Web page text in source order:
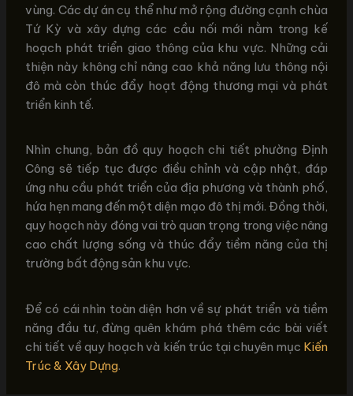
vùng. Các dự án cụ thể như mở rộng đường cạnh chùa
Tứ Kỳ và xây dựng các cầu nối mới nằm trong kế
hoạch phát triển giao thông của khu vực. Những cải
thiện này không chỉ nâng cao khả năng lưu thông nội
đô mà còn thúc đẩy hoạt động thương mại và phát
triển kinh tế.
Nhìn chung, bản đồ quy hoạch chi tiết phường Định
Công sẽ tiếp tục được điều chỉnh và cập nhật, đáp
ứng nhu cầu phát triển của địa phương và thành phố,
hứa hẹn mang đến một diện mạo đô thị mới. Đồng thời,
quy hoạch này đóng vai trò quan trọng trong việc nâng
cao chất lượng sống và thúc đẩy tiềm năng của thị
trường bất động sản khu vực.
Để có cái nhìn toàn diện hơn về sự phát triển và tiềm
năng đầu tư, đừng quên khám phá thêm các bài viết
chi tiết về quy hoạch và kiến trúc tại chuyên mục Kiến
Trúc & Xây Dựng.